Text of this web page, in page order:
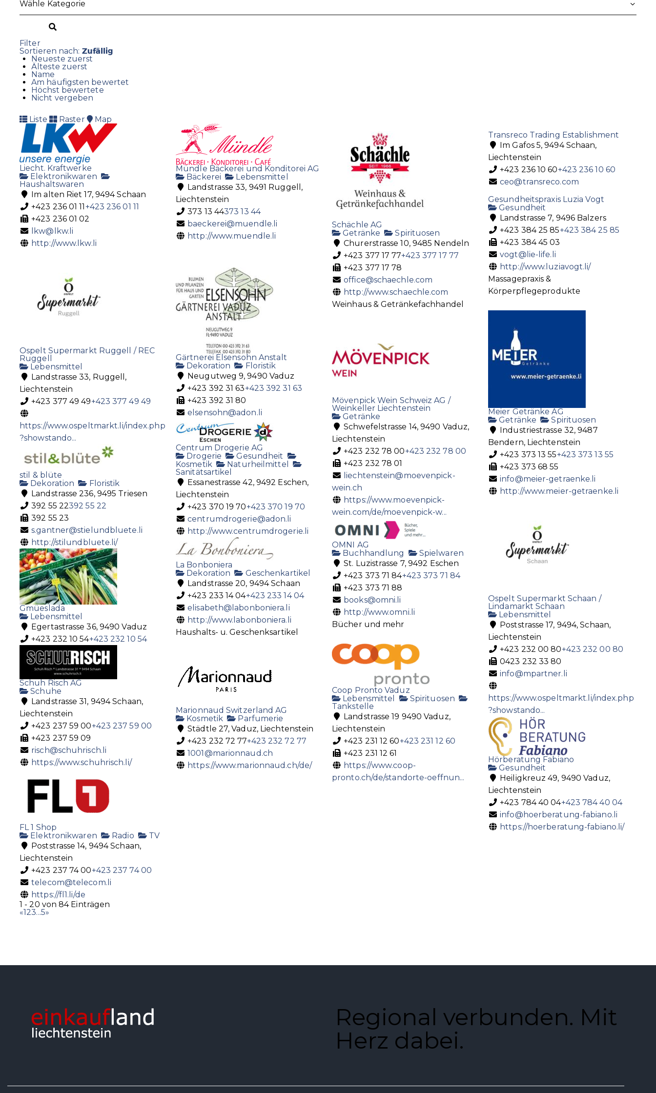
Filter
Sortieren nach: Zufällig
Neueste zuerst
Älteste zuerst
Name
Am häufigsten bewertet
Höchst bewertete
Nicht vergeben
Liste Raster Map
Liecht. Kraftwerke
Elektronikwaren
Haushaltswaren
Im alten Riet 17, 9494 Schaan
+423 236 01 11+423 236 01 11
+423 236 01 02
lkw@lkw.li
http://www.lkw.li
Mündle Bäckerei und Konditorei AG
Bäckerei
Lebensmittel
Landstrasse 33, 9491 Ruggell,
Liechtenstein
373 13 44373 13 44
baeckerei@muendle.li
http://www.muendle.li
Schächle AG
Getränke
Spirituosen
Churerstrasse 10, 9485 Nendeln
+423 377 17 77+423 377 17 77
+423 377 17 78
office@schaechle.com
http://www.schaechle.com
Weinhaus & Getränkefachhandel
Transreco Trading Establishment
Im Gafos 5, 9494 Schaan,
Liechtenstein
+423 236 10 60+423 236 10 60
ceo@transreco.com
Gesundheitspraxis Luzia Vogt
Gesundheit
Landstrasse 7, 9496 Balzers
+423 384 25 85+423 384 25 85
+423 384 45 03
vogt@lie-life.li
http://www.luziavogt.li/
Massagepraxis &
Körperpflegeprodukte
Ospelt Supermarkt Ruggell / REC
Ruggell
Lebensmittel
Landstrasse 33, Ruggell,
Liechtenstein
+423 377 49 49+423 377 49 49
https://www.ospeltmarkt.li/index.php
?showstando...
Gärtnerei Elsensohn Anstalt
Dekoration
Floristik
Neugutweg 9, 9490 Vaduz
+423 392 31 63+423 392 31 63
+423 392 31 80
elsensohn@adon.li
Meier Getränke AG
Getränke
Spirituosen
Industriestrasse 32, 9487
Bendern, Liechtenstein
+423 373 13 55+423 373 13 55
+423 373 68 55
info@meier-getraenke.li
http://www.meier-getraenke.li
Mövenpick Wein Schweiz AG /
Weinkeller Liechtenstein
Getränke
Schwefelstrasse 14, 9490 Vaduz,
Liechtenstein
+423 232 78 00+423 232 78 00
+423 232 78 01
liechtenstein@moevenpick-
wein.ch
https://www.moevenpick-
wein.com/de/moevenpick-w...
Centrum Drogerie AG
Drogerie
Gesundheit
Kosmetik
Naturheilmittel
Sanitätsartikel
Essanestrasse 42, 9492 Eschen,
Liechtenstein
+423 370 19 70+423 370 19 70
centrumdrogerie@adon.li
http://www.centrumdrogerie.li
stil & blüte
Dekoration
Floristik
Landstrasse 236, 9495 Triesen
392 55 22392 55 22
392 55 23
s.gantner@stielundbluete.li
http://stilundbluete.li/
Ospelt Supermarkt Schaan /
Lindamarkt Schaan
Lebensmittel
Poststrasse 17, 9494, Schaan,
Liechtenstein
+423 232 00 80+423 232 00 80
0423 232 33 80
info@mpartner.li
https://www.ospeltmarkt.li/index.php
?showstando...
OMNI AG
Buchhandlung
Spielwaren
St. Luzistrasse 7, 9492 Eschen
+423 373 71 84+423 373 71 84
+423 373 71 88
books@omni.li
http://www.omni.li
Bücher und mehr
La Bonboniera
Dekoration
Geschenkartikel
Landstrasse 20, 9494 Schaan
+423 233 14 04+423 233 14 04
elisabeth@labonboniera.li
http://www.labonboniera.li
Haushalts- u. Geschenksartikel
Gmüeslada
Lebensmittel
Egertastrasse 36, 9490 Vaduz
+423 232 10 54+423 232 10 54
Coop Pronto Vaduz
Lebensmittel
Spirituosen
Tankstelle
Landstrasse 19 9490 Vaduz,
Liechtenstein
+423 231 12 60+423 231 12 60
+423 231 12 61
https://www.coop-
pronto.ch/de/standorte-oeffnun...
Schuh Risch AG
Schuhe
Landstrasse 31, 9494 Schaan,
Liechtenstein
+423 237 59 00+423 237 59 00
+423 237 59 09
risch@schuhrisch.li
https://www.schuhrisch.li/
Marionnaud Switzerland AG
Kosmetik
Parfumerie
Städtle 27, Vaduz, Liechtenstein
+423 232 72 77+423 232 72 77
1001@marionnaud.ch
https://www.marionnaud.ch/de/
Hörberatung Fabiano
Gesundheit
Heiligkreuz 49, 9490 Vaduz,
Liechtenstein
+423 784 40 04+423 784 40 04
info@hoerberatung-fabiano.li
https://hoerberatung-fabiano.li/
FL 1 Shop
Elektronikwaren
Radio
TV
Poststrasse 14, 9494 Schaan,
Liechtenstein
+423 237 74 00+423 237 74 00
telecom@telecom.li
https://fl1.li/de
1 - 20 von 84 Einträgen
«123...5»
Regional verbunden. Mit
Herz dabei.